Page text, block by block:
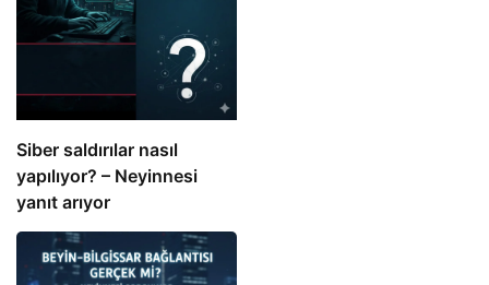
Siber saldırılar nasıl
yapılıyor? – Neyinnesi
yanıt arıyor